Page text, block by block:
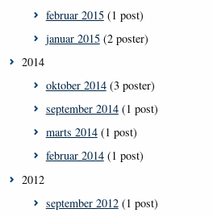
februar 2015(1 post)
januar 2015(2 poster)
2014
oktober 2014(3 poster)
september 2014(1 post)
marts 2014(1 post)
februar 2014(1 post)
2012
september 2012(1 post)